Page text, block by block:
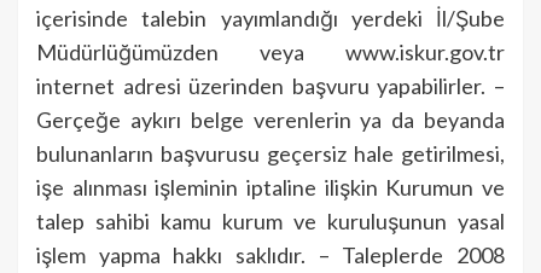
içerisinde talebin yayımlandığı yerdeki İl/Şube
Müdürlüğümüzden veya www.iskur.gov.tr
internet adresi üzerinden başvuru yapabilirler. –
Gerçeğe aykırı belge verenlerin ya da beyanda
bulunanların başvurusu geçersiz hale getirilmesi,
işe alınması işleminin iptaline ilişkin Kurumun ve
talep sahibi kamu kurum ve kuruluşunun yasal
işlem yapma hakkı saklıdır. – Taleplerde 2008